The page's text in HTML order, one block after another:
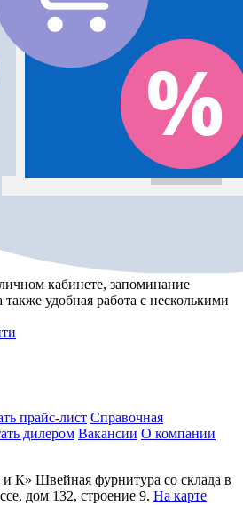
кабинете, запоминание
также удобная работа с несколькими
прайс-лист Справочная
дилером Вакансии О компании
К» Швейная фурнитура со склада в
дом 132, строение 9. На карте